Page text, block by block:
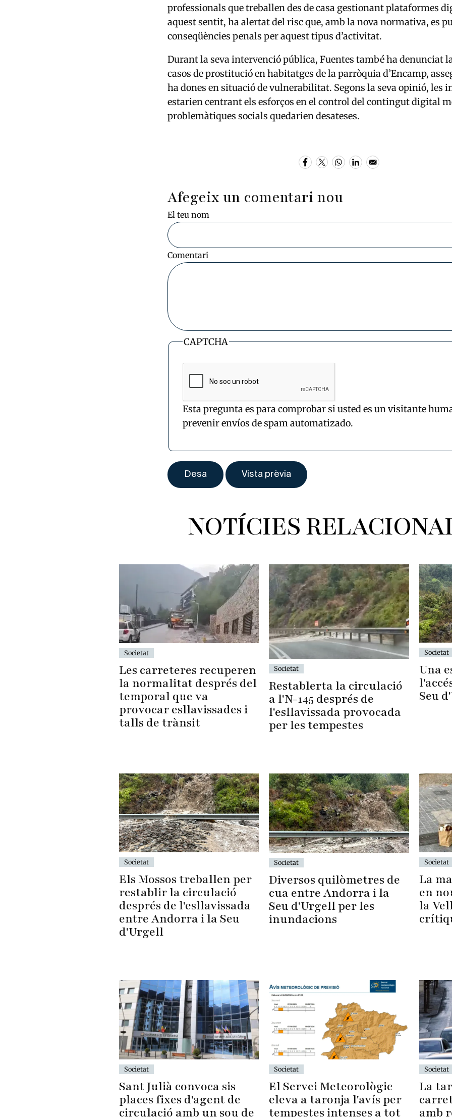
professionals que treballen des de casa gestionant plataformes
aquest sentit, ha alertat del risc que, amb la nova normativa, es
conseqüències penals per aquest tipus d’activitat.
Durant la seva intervenció pública, Fuentes també ha denunciat
casos de prostitució en habitatges de la parròquia d’Encamp,
ha dones en situació de vulnerabilitat. Segons la seva opinió, les
estarien centrant els esforços en el control del contingut digital
problemàtiques socials quedarien desateses.
Afegeix un comentari nou
El teu nom
Comentari
CAPTCHA
Esta pregunta es para comprobar si usted es un visitante
prevenir envíos de spam automatizado.
NOTÍCIES
Societat
Les carreteres recuperen
la normalitat després del
temporal que va
provocar esllavissades i
talls de trànsit
Societat
Restablerta la circulació
a l'N-145 després de
l'esllavissada provocada
per les tempestes
Societat
Una
Seu
Societat
Els Mossos treballen per
restablir la circulació
després de l'esllavissada
entre Andorra i la Seu
d'Urgell
Societat
Diversos quilòmetres de
cua entre Andorra i la
Seu d'Urgell per les
inundacions
Societat
La
en
la
Societat
Sant Julià convoca sis
places fixes d'agent de
circulació amb un sou de
Societat
El Servei Meteorològic
eleva a taronja l'avís per
tempestes intenses a tot
Societat
La
amb